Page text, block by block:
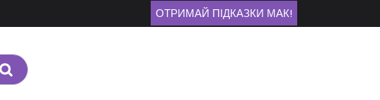
ОТРИМАЙ ПІДКАЗКИ МАК!